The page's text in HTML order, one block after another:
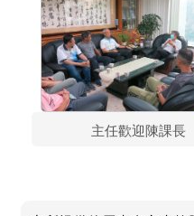
主任歡迎陳課長